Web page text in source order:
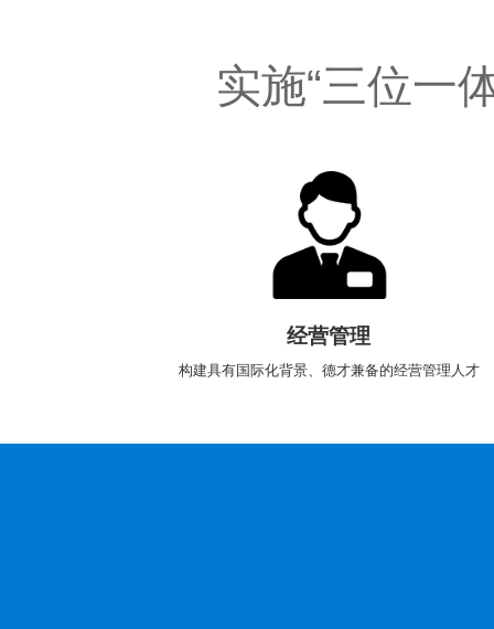
实施“三位一
经营管理
构建具有国际化背景、德才兼备的经营管理人才